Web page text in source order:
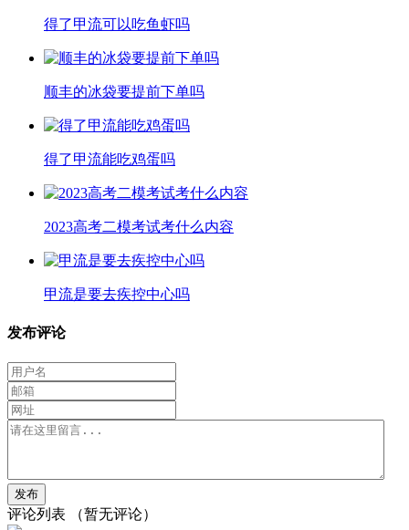
得了甲流可以吃鱼虾吗
顺丰的冰袋要提前下单吗
得了甲流能吃鸡蛋吗
2023高考二模考试考什么内容
甲流是要去疾控中心吗
发布评论
评论列表 （暂无评论）